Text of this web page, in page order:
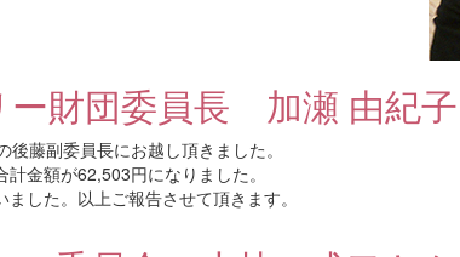
ー財団委員長 加瀬 由紀
藤副委員長にお越し頂きました。
金額が62,503円になりました。
した。以上ご報告させて頂きます。